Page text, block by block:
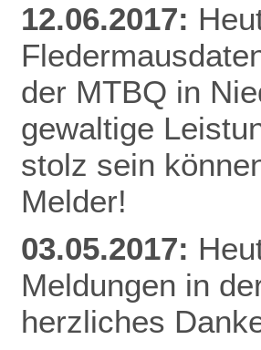
12.06.2017:
der MTBQ in
gewaltige
stolz sein
Melder!
03.05.2017:
Meldungen in
herzliches